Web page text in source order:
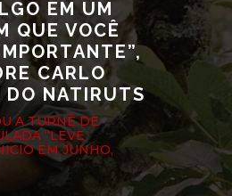
EM UM
QUE VOCÊ
CARLO
DO NATIRUTS
A TURNÊ DE
“LEVE
EM JUNHO,